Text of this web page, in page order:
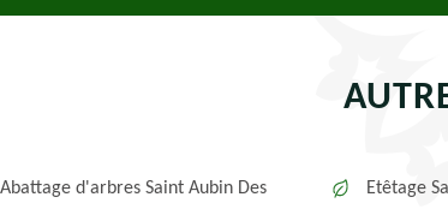
Abattage d'arbres Saint Aubin Des
Etêtage